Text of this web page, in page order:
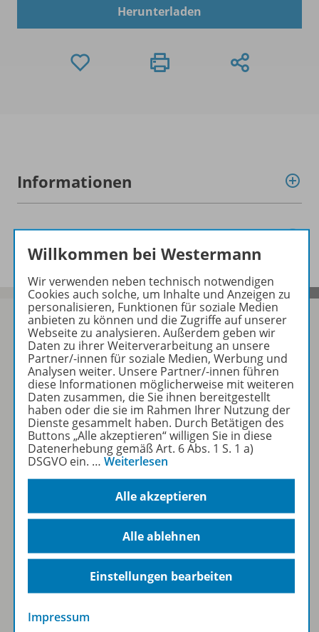
Herunterladen
Informationen
Beschreibung
Sofort profitieren
Zum Newsletter anmelden
Westermann Österreich
Willkommen bei Westermann
Wir verwenden neben technisch notwendigen
Cookies auch solche, um Inhalte und Anzeigen zu
personalisieren, Funktionen für soziale Medien
anbieten zu können und die Zugriffe auf unserer
Webseite zu analysieren. Außerdem geben wir
Daten zu ihrer Weiterverarbeitung an unsere
Partner/-innen für soziale Medien, Werbung und
Analysen weiter. Unsere Partner/-innen führen
diese Informationen möglicherweise mit weiteren
Daten zusammen, die Sie ihnen bereitgestellt
haben oder die sie im Rahmen Ihrer Nutzung der
Dienste gesammelt haben. Durch Betätigen des
Buttons „Alle akzeptieren“ willigen Sie in diese
Datenerhebung gemäß Art. 6 Abs. 1 S. 1 a)
DSGVO ein. … Weiterlesen
Alle akzeptieren
Alle ablehnen
Einstellungen bearbeiten
Impressum